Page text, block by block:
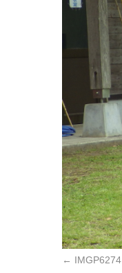
IMGP6274